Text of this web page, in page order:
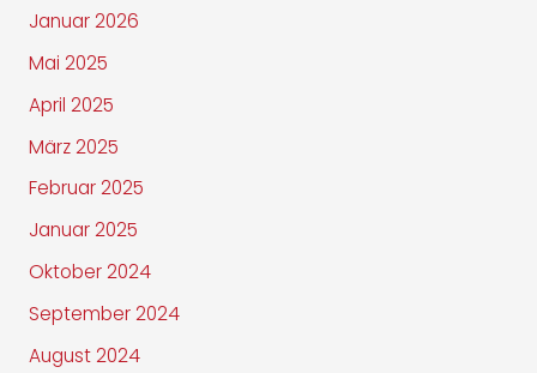
Januar 2026
Mai 2025
April 2025
März 2025
Februar 2025
Januar 2025
Oktober 2024
September 2024
August 2024